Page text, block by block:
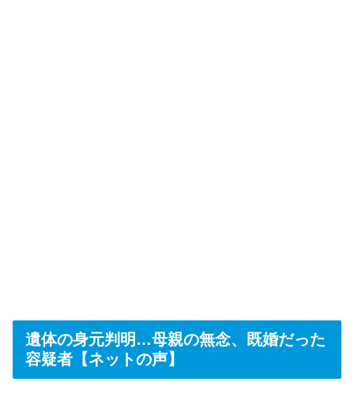
遺体の身元判明…母親の無念、既婚だった
容疑者【ネットの声】